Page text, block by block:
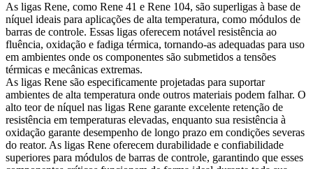
As ligas Rene, como Rene 41 e Rene 104, são superligas à base de
níquel ideais para aplicações de alta temperatura, como módulos de
barras de controle. Essas ligas oferecem notável resistência ao
fluência, oxidação e fadiga térmica, tornando-as adequadas para uso
em ambientes onde os componentes são submetidos a tensões
térmicas e mecânicas extremas.
As ligas Rene são especificamente projetadas para suportar
ambientes de alta temperatura onde outros materiais podem falhar. O
alto teor de níquel nas ligas Rene garante excelente retenção de
resistência em temperaturas elevadas, enquanto sua resistência à
oxidação garante desempenho de longo prazo em condições severas
do reator. As ligas Rene oferecem durabilidade e confiabilidade
superiores para módulos de barras de controle, garantindo que esses